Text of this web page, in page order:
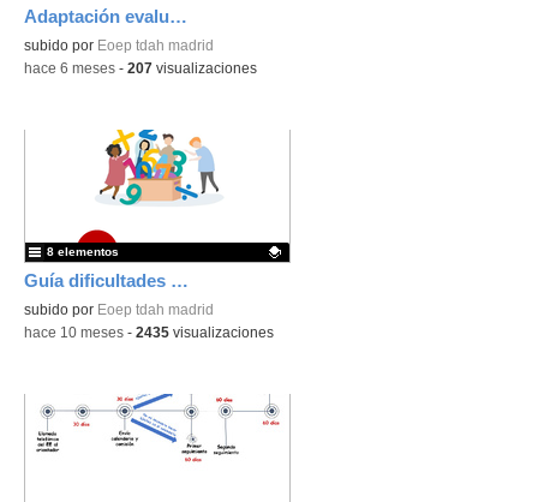
Adaptación evaluación
Contenido educativo.
subido por Eoep tdah madrid
-hace 6 meses - 207 visualizaciones
Guía dificultades en el aprendizaje de las matemáticas (discalculia). Desarrollo para EP
Contenido educativo.
subido por Eoep tdah madrid
8 elementos
-hace 10 meses - 2435 visualizaciones